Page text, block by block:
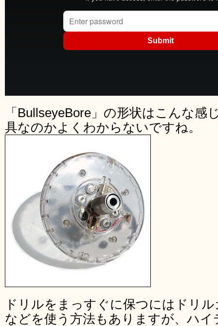
「BullseyeBore」の形状はこんな感
具なのかよくわからないですね。
ドリルをまっすぐに保つにはドリ
などを使う方法もありますが、ハ